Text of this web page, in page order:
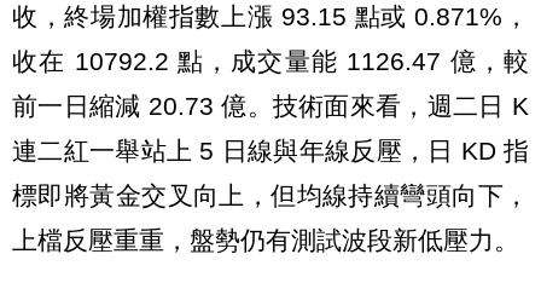
收，終場加權指數上漲 93.15 點或 0.871%，
收在 10792.2 點，成交量能 1126.47 億，較
前一日縮減 20.73 億。技術面來看，週二日 K
連二紅一舉站上 5 日線與年線反壓，日 KD 指
標即將黃金交叉向上，但均線持續彎頭向下，
上檔反壓重重，盤勢仍有測試波段新低壓力。